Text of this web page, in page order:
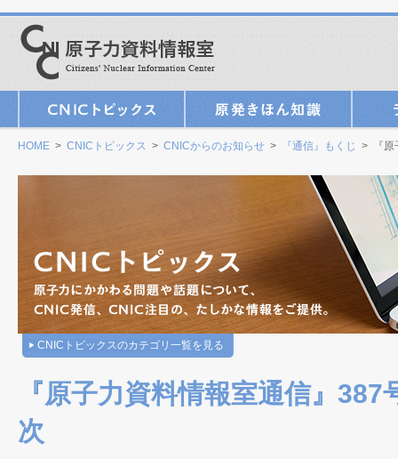
HOME > CNICトピックス > CNICからのお知らせ > 『通信』もくじ > 『原
CNICトピックスのカテゴリ一覧を見る
『原子力資料情報室通信』
次